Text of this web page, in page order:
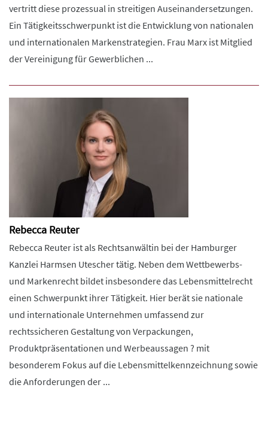
vertritt diese prozessual in streitigen Auseinandersetzungen.
Ein Tätigkeitsschwerpunkt ist die Entwicklung von nationalen
und internationalen Markenstrategien. Frau Marx ist Mitglied
der Vereinigung für Gewerblichen ...
Rebecca Reuter
Rebecca Reuter ist als Rechtsanwältin bei der Hamburger
Kanzlei Harmsen Utescher tätig. Neben dem Wettbewerbs-
und Markenrecht bildet insbesondere das Lebensmittelrecht
einen Schwerpunkt ihrer Tätigkeit. Hier berät sie nationale
und internationale Unternehmen umfassend zur
rechtssicheren Gestaltung von Verpackungen,
Produktpräsentationen und Werbeaussagen ? mit
besonderem Fokus auf die Lebensmittelkennzeichnung sowie
die Anforderungen der ...